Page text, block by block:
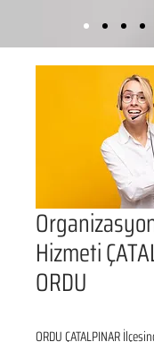
Hizmeti
ORDU
ORDU ÇATALPINAR